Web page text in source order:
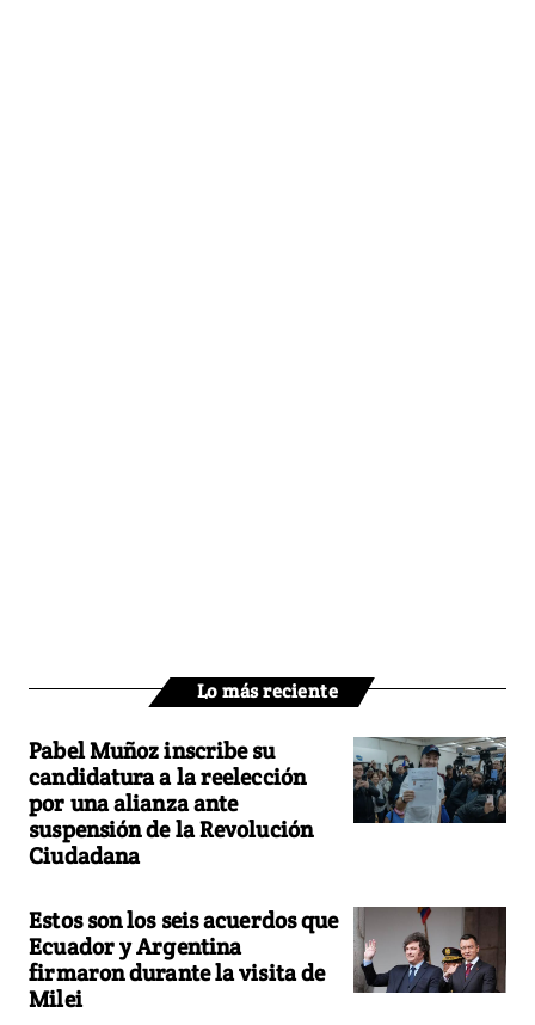
Lo más reciente
Pabel Muñoz inscribe su
candidatura a la reelección
por una alianza ante
suspensión de la Revolución
Ciudadana
Estos son los seis acuerdos que
Ecuador y Argentina
firmaron durante la visita de
Milei